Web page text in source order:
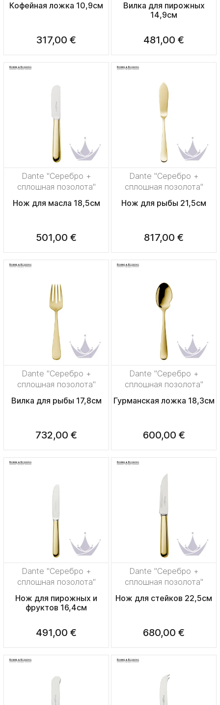
Кофейная ложка 10,9см
317,00 €
Вилка для пирожных
14,9см
481,00 €
Dante "Серебро +
сплошная позолота"
Нож для масла 18,5см
501,00 €
Dante "Серебро +
сплошная позолота"
Нож для рыбы 21,5см
817,00 €
Dante "Серебро +
сплошная позолота"
Вилка для рыбы 17,8см
732,00 €
Dante "Серебро +
сплошная позолота"
Гурманская ложка 18,3см
600,00 €
Dante "Серебро +
сплошная позолота"
Нож для пирожных и
фруктов 16,4см
491,00 €
Dante "Серебро +
сплошная позолота"
Нож для стейков 22,5см
680,00 €